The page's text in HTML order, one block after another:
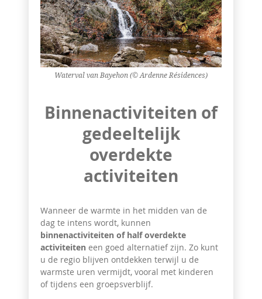
Waterval van Bayehon (© Ardenne Résidences)
Binnenactiviteiten of
gedeeltelijk
overdekte
activiteiten
Wanneer de warmte in het midden van de
dag te intens wordt, kunnen
binnenactiviteiten of half overdekte
activiteiten een goed alternatief zijn. Zo kunt
u de regio blijven ontdekken terwijl u de
warmste uren vermijdt, vooral met kinderen
of tijdens een groepsverblijf.